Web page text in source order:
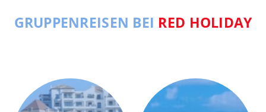
GRUPPENREISEN BEI RED HOLIDAY